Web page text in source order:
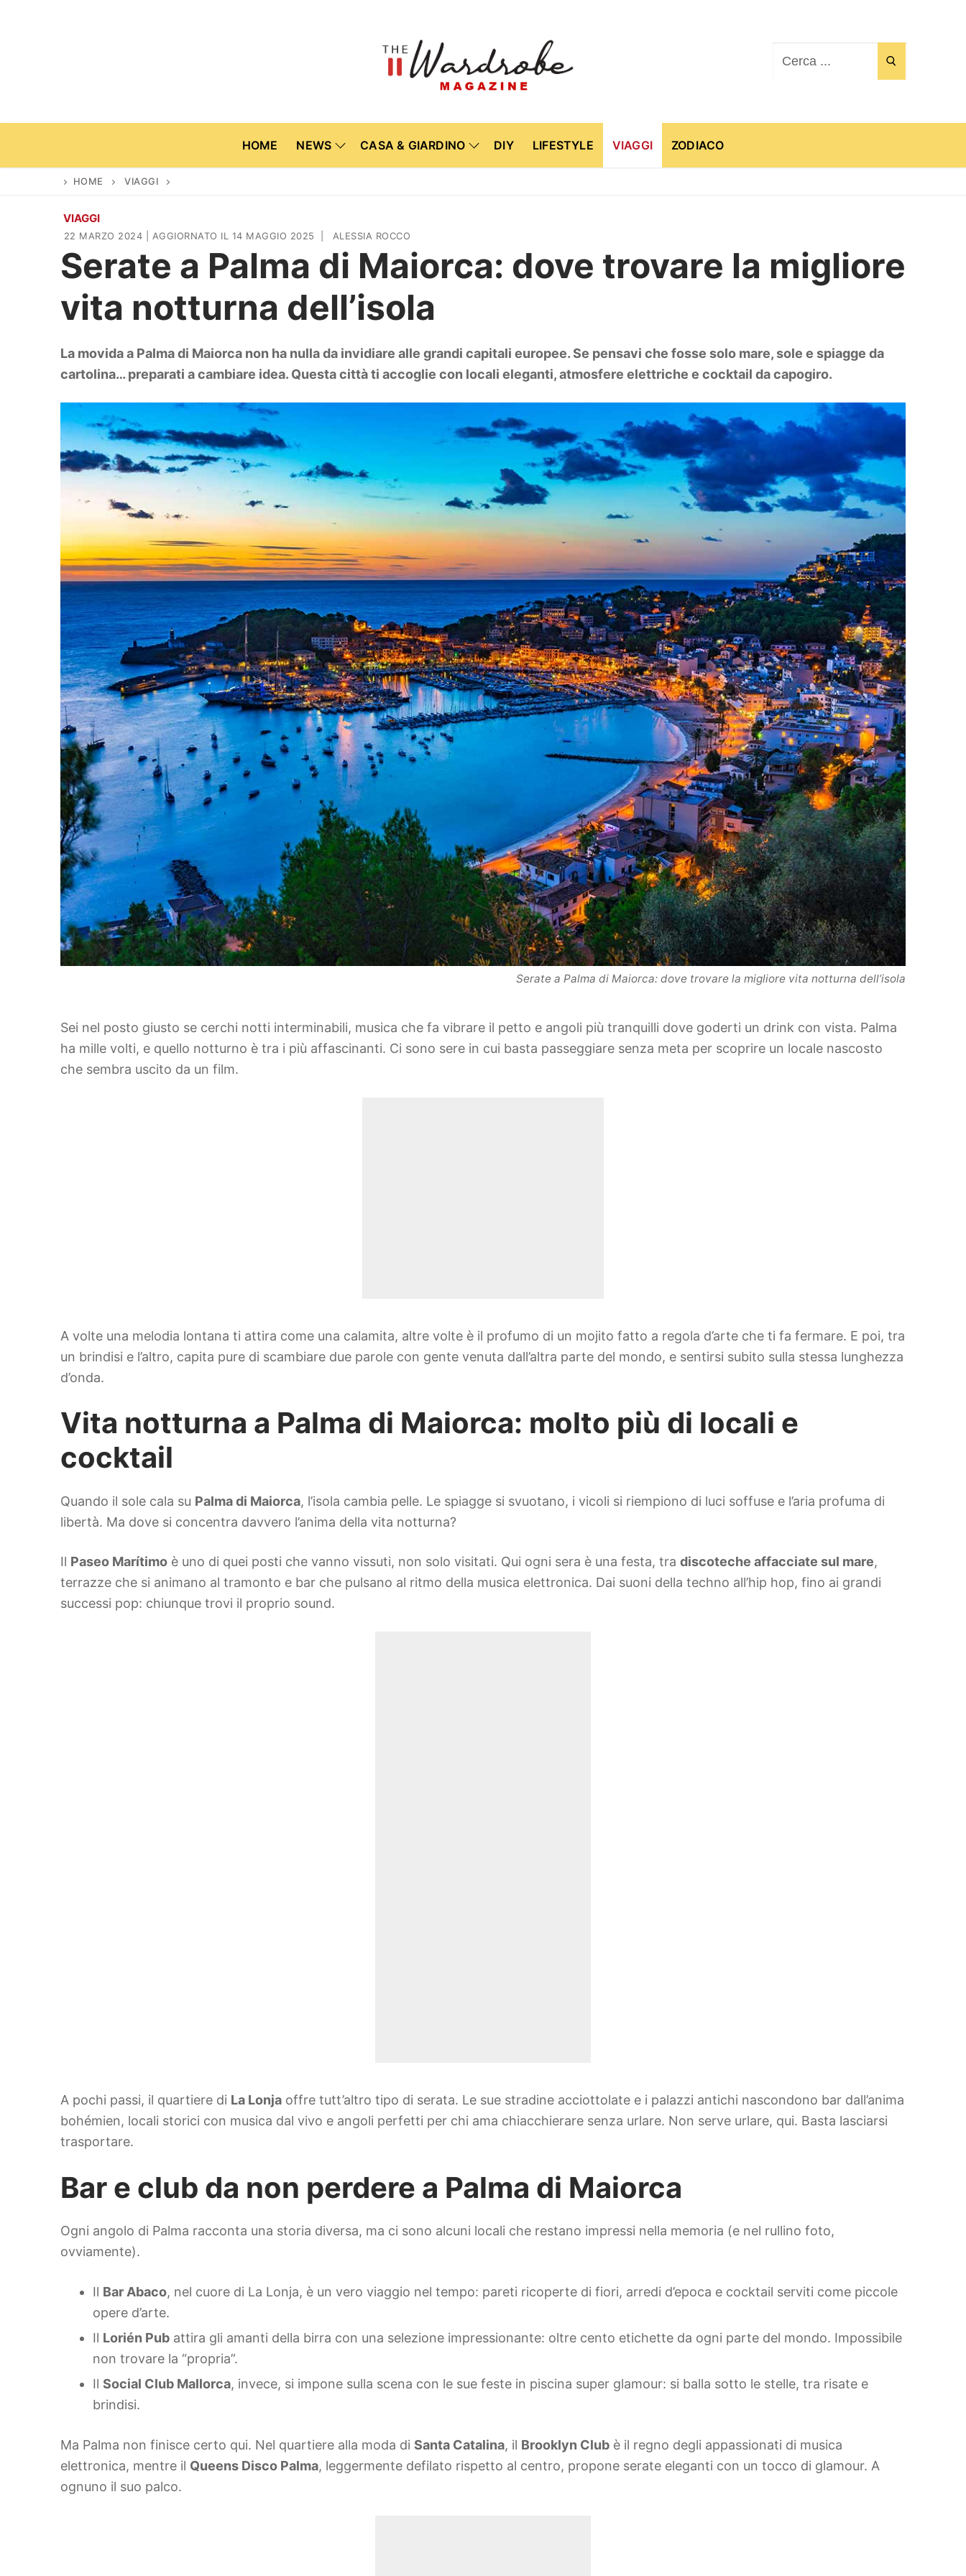
HOME NEWS CASA & GIARDINO DIY LIFESTYLE VIAGGI ZODIACO
Home
News
Casa & Giardino
Piante e fiori
Lifestyle
HOME VIAGGI
VIAGGI
22 MARZO 2024 | AGGIORNATO IL 14 MAGGIO 2025 ALESSIA ROCCO
Serate a Palma di Maiorca: dove trovare la migliore
vita notturna dell’isola
La movida a Palma di Maiorca non ha nulla da invidiare alle grandi capitali europee. Se pensavi che fosse solo mare, sole e spiagge da
cartolina… preparati a cambiare idea. Questa città ti accoglie con locali eleganti, atmosfere elettriche e cocktail da capogiro.
Serate a Palma di Maiorca: dove trovare la migliore vita notturna dell’isola
Sei nel posto giusto se cerchi notti interminabili, musica che fa vibrare il petto e angoli più tranquilli dove goderti un drink con vista. Palma
ha mille volti, e quello notturno è tra i più affascinanti. Ci sono sere in cui basta passeggiare senza meta per scoprire un locale nascosto
che sembra uscito da un film.
A volte una melodia lontana ti attira come una calamita, altre volte è il profumo di un mojito fatto a regola d’arte che ti fa fermare. E poi, tra
un brindisi e l’altro, capita pure di scambiare due parole con gente venuta dall’altra parte del mondo, e sentirsi subito sulla stessa lunghezza
d’onda.
Vita notturna a Palma di Maiorca: molto più di locali e
cocktail
Quando il sole cala su Palma di Maiorca, l’isola cambia pelle. Le spiagge si svuotano, i vicoli si riempiono di luci soffuse e l’aria profuma di
libertà. Ma dove si concentra davvero l’anima della vita notturna?
Il Paseo Marítimo è uno di quei posti che vanno vissuti, non solo visitati. Qui ogni sera è una festa, tra discoteche affacciate sul mare,
terrazze che si animano al tramonto e bar che pulsano al ritmo della musica elettronica. Dai suoni della techno all’hip hop, fino ai grandi
successi pop: chiunque trovi il proprio sound.
A pochi passi, il quartiere di La Lonja offre tutt’altro tipo di serata. Le sue stradine acciottolate e i palazzi antichi nascondono bar dall’anima
bohémien, locali storici con musica dal vivo e angoli perfetti per chi ama chiacchierare senza urlare. Non serve urlare, qui. Basta lasciarsi
trasportare.
Bar e club da non perdere a Palma di Maiorca
Ogni angolo di Palma racconta una storia diversa, ma ci sono alcuni locali che restano impressi nella memoria (e nel rullino foto,
ovviamente).
Il Bar Abaco, nel cuore di La Lonja, è un vero viaggio nel tempo: pareti ricoperte di fiori, arredi d’epoca e cocktail serviti come piccole
opere d’arte.
Il Lorién Pub attira gli amanti della birra con una selezione impressionante: oltre cento etichette da ogni parte del mondo. Impossibile
non trovare la “propria”.
Il Social Club Mallorca, invece, si impone sulla scena con le sue feste in piscina super glamour: si balla sotto le stelle, tra risate e
brindisi.
Ma Palma non finisce certo qui. Nel quartiere alla moda di Santa Catalina, il Brooklyn Club è il regno degli appassionati di musica
elettronica, mentre il Queens Disco Palma, leggermente defilato rispetto al centro, propone serate eleganti con un tocco di glamour. A
ognuno il suo palco.